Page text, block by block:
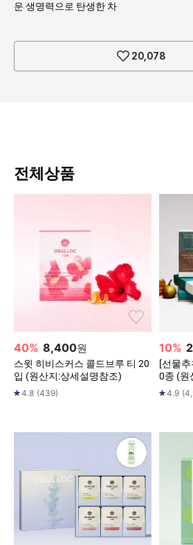
운 생명력으로 탄생한 차
20,078
전체상품
40% 8,400원
스윗 히비스커스 콜드브루 티 20
입 (원산지:상세설명참조)
4.8 (439)
10%
[선물추
0종 (원
4.9 (